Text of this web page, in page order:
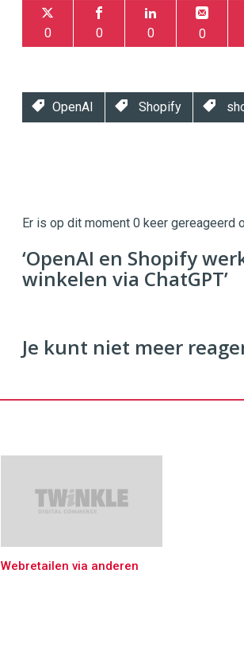
0 0 0 0
OpenAI Shopify
Digital
96 54
Er is op dit moment 0 keer gereageerd
‘OpenAI en Shopify
winkelen via ChatGPT’
Je kunt niet meer
Webretailen via anderen